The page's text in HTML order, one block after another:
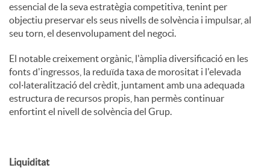
essencial de la seva estratègia competitiva, tenint per
objectiu preservar els seus nivells de solvència i impulsar, al
seu torn, el desenvolupament del negoci.
El notable creixement orgànic, l'àmplia diversificació en les
fonts d'ingressos, la reduïda taxa de morositat i l'elevada
col·lateralització del crèdit, juntament amb una adequada
estructura de recursos propis, han permès continuar
enfortint el nivell de solvència del Grup.
Liquiditat